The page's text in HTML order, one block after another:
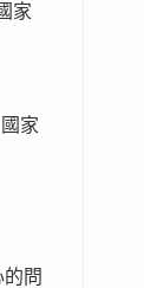
家
家
問